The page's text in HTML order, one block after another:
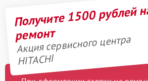
Получите 1500 рублей
ремонт
Акция сервисного центра
HITACHI